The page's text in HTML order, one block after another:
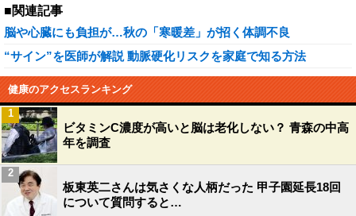
■関連記事
脳や心臓にも負担が…秋の「寒暖差」が招く体調不良
“サイン”を医師が解説 動脈硬化リスクを家庭で知る方法
健康のアクセスランキング
ビタミンC濃度が高いと脳は老化しない？ 青森の中高
年を調査
1
板東英二さんは気さくな人柄だった 甲子園延長18回
について質問すると…
2